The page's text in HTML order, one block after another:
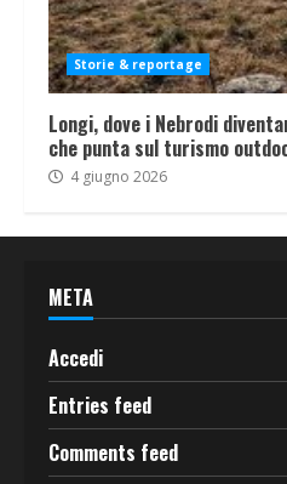
Storie & reportage
Longi, dove i Nebrodi
che punta sul turismo
4 giugno 2026
META
Accedi
Entries feed
Comments feed